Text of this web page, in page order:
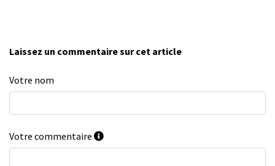
Laissez un commentaire sur cet article
Votre nom
Votre commentaire